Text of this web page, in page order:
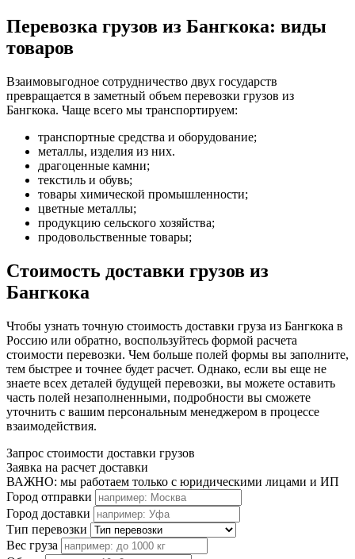
Перевозка грузов из Бангкока: виды
товаров
Взаимовыгодное сотрудничество двух государств
превращается в заметный объем перевозки грузов из
Бангкока. Чаще всего мы транспортируем:
транспортные средства и оборудование;
металлы, изделия из них.
драгоценные камни;
текстиль и обувь;
товары химической промышленности;
цветные металлы;
продукцию сельского хозяйства;
продовольственные товары;
Стоимость доставки грузов из
Бангкока
Чтобы узнать точную стоимость доставки груза из Бангкока в
Россию или обратно, воспользуйтесь формой расчета
стоимости перевозки. Чем больше полей формы вы заполните,
тем быстрее и точнее будет расчет. Однако, если вы еще не
знаете всех деталей будущей перевозки, вы можете оставить
часть полей незаполненными, подробности вы сможете
уточнить с вашим персональным менеджером в процессе
взаимодействия.
Запрос стоимости доставки грузов
Заявка на расчет доставки
ВАЖНО: мы работаем только с юридическими лицами и ИП
Город отправки
Город доставки
Тип перевозки
Вес груза